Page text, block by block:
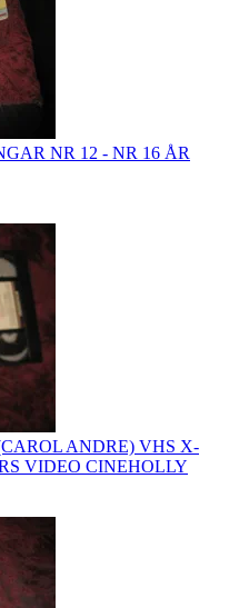
NR 12 - NR 16 ÅR
ANDRE) VHS X-
VIDEO CINEHOLLY